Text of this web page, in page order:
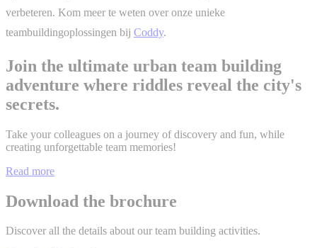
verbeteren. Kom meer te weten over onze unieke
teambuildingoplossingen bij Coddy.
Join the ultimate urban team building
adventure where riddles reveal the city's
secrets.
Take your colleagues on a journey of discovery and fun, while
creating unforgettable team memories!
Read more
Download the brochure
Discover all the details about our team building activities.